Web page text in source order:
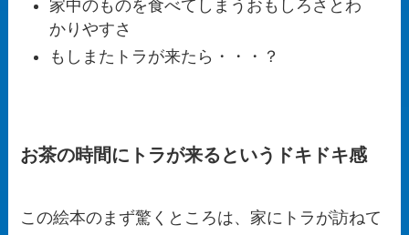
家中のものを食べてしまうおもしろさとわ
かりやすさ
もしまたトラが来たら・・・？
お茶の時間にトラが来るというドキドキ感
この絵本のまず驚くところは、家にトラが訪ねて